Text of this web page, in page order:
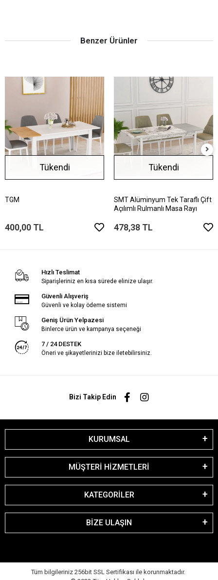
Benzer Ürünler
Tükendi
TGM
400,00 TL
Tükendi
SMT Alüminyum Tek Taraflı Çift
Açılımlı Rulmanlı Masa Rayı
478,38 TL
Hızlı Teslimat
Siparişleriniz en kısa sürede elinize ulaşır.
Güvenli Alışveriş
Güvenli ve kolay ödeme sistemi
Geniş Ürün Yelpazesi
Binlerce ürün ve kampanya seçeneği
7 / 24 DESTEK
Öneri ve şikayetlerinizi bize iletebilirsiniz.
Bizi Takip Edin
KURUMSAL
MÜŞTERİ HİZMETLERİ
KATEGORİLER
BİZE ULAŞIN
Tüm bilgileriniz 256bit SSL Sertifikası ile korunmaktadır.